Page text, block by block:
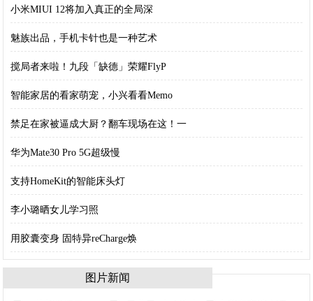
小米MIUI 12将加入真正的全局深
魅族出品，手机卡针也是一种艺术
搅局者来啦！九段「缺德」荣耀FlyP
智能家居的看家萌宠，小兴看看Memo
禁足在家被逼成大厨？翻车现场在这！一
华为Mate30 Pro 5G超级慢
支持HomeKit的智能床头灯
李小璐晒女儿学习照
用胶囊变身 固特异reCharge焕
图片新闻